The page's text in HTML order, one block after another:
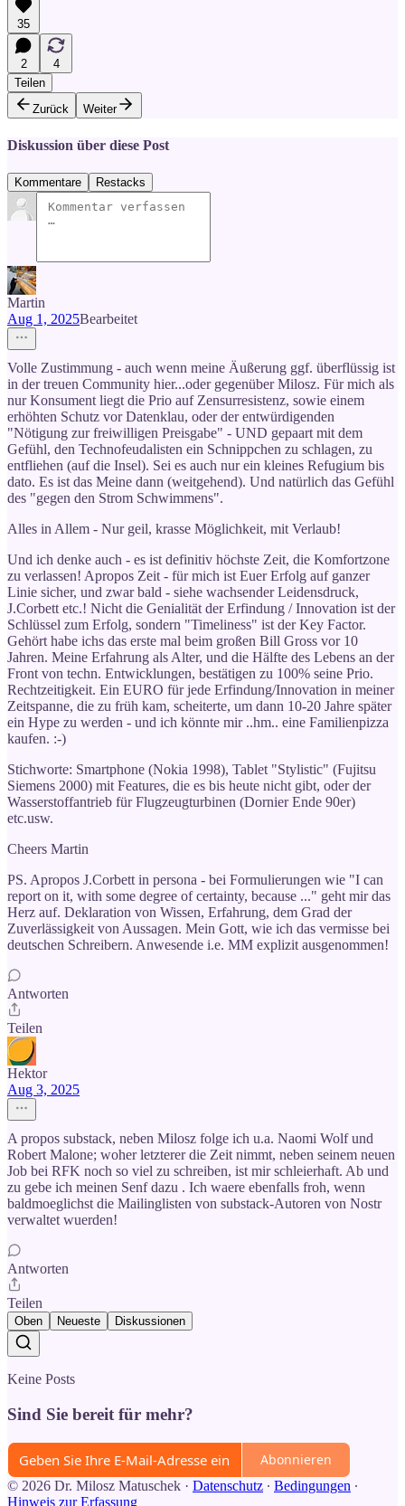
35
2
4
Teilen
Zurück
Weiter
Diskussion über diese Post
Kommentare Restacks
Martin
Aug 1, 2025Bearbeitet
Volle Zustimmung - auch wenn meine Äußerung ggf. überflüssig ist
in der treuen Community hier...oder gegenüber Milosz. Für mich als
nur Konsument liegt die Prio auf Zensurresistenz, sowie einem
erhöhten Schutz vor Datenklau, oder der entwürdigenden
"Nötigung zur freiwilligen Preisgabe" - UND gepaart mit dem
Gefühl, den Technofeudalisten ein Schnippchen zu schlagen, zu
entfliehen (auf die Insel). Sei es auch nur ein kleines Refugium bis
dato. Es ist das Meine dann (weitgehend). Und natürlich das Gefühl
des "gegen den Strom Schwimmens".
Alles in Allem - Nur geil, krasse Möglichkeit, mit Verlaub!
Und ich denke auch - es ist definitiv höchste Zeit, die Komfortzone
zu verlassen! Apropos Zeit - für mich ist Euer Erfolg auf ganzer
Linie sicher, und zwar bald - siehe wachsender Leidensdruck,
J.Corbett etc.! Nicht die Genialität der Erfindung / Innovation ist der
Schlüssel zum Erfolg, sondern "Timeliness" ist der Key Factor.
Gehört habe ichs das erste mal beim großen Bill Gross vor 10
Jahren. Meine Erfahrung als Alter, und die Hälfte des Lebens an der
Front von techn. Entwicklungen, bestätigen zu 100% seine Prio.
Rechtzeitigkeit. Ein EURO für jede Erfindung/Innovation in meiner
Zeitspanne, die zu früh kam, scheiterte, um dann 10-20 Jahre später
ein Hype zu werden - und ich könnte mir ..hm.. eine Familienpizza
kaufen. :-)
Stichworte: Smartphone (Nokia 1998), Tablet "Stylistic" (Fujitsu
Siemens 2000) mit Features, die es bis heute nicht gibt, oder der
Wasserstoffantrieb für Flugzeugturbinen (Dornier Ende 90er)
etc.usw.
Cheers Martin
PS. Apropos J.Corbett in persona - bei Formulierungen wie "I can
report on it, with some degree of certainty, because ..." geht mir das
Herz auf. Deklaration von Wissen, Erfahrung, dem Grad der
Zuverlässigkeit von Aussagen. Mein Gott, wie ich das vermisse bei
deutschen Schreibern. Anwesende i.e. MM explizit ausgenommen!
Antworten
Teilen
Hektor
Aug 3, 2025
A propos substack, neben Milosz folge ich u.a. Naomi Wolf und
Robert Malone; woher letzterer die Zeit nimmt, neben seinem neuen
Job bei RFK noch so viel zu schreiben, ist mir schleierhaft. Ab und
zu gebe ich meinen Senf dazu . Ich waere ebenfalls froh, wenn
baldmoeglichst die Mailinglisten von substack-Autoren von Nostr
verwaltet wuerden!
Antworten
Teilen
Oben Neueste Diskussionen
Keine Posts
Sind Sie bereit für mehr?
Abonnieren
© 2026 Dr. Milosz Matuschek · Datenschutz ∙ Bedingungen ∙
Hinweis zur Erfassung